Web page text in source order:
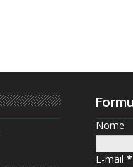
Nome
E-mail *